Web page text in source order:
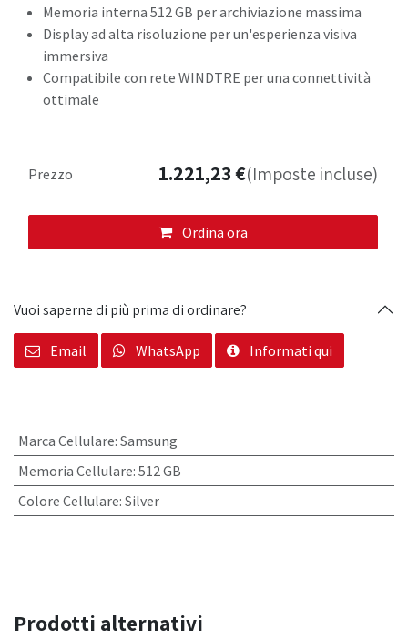
Memoria interna 512 GB per archiviazione massima
Display ad alta risoluzione per un'esperienza visiva
immersiva
Compatibile con rete WINDTRE per una connettività
ottimale
Ordina ora
Prezzo 1.221,23€(Imposte incluse)
Vuoi saperne di più prima di ordinare?
Email WhatsApp Informati qui
Marca Cellulare: Samsung
Memoria Cellulare: 512 GB
Colore Cellulare: Silver
Prodotti alternativi